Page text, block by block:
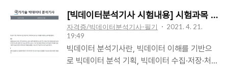
빅데이터 플랫폼, 데이터 분석계획, 분석방법론
유형 등 I. 빅데이터 분석 기획 - 2 데이터 수집
및 저장시스템, 데이터 처리기술, 데이터 속성
및 측정척도, 데이터 변환 및 비식별화 등[2과
목]탐색 II. 빅데이터 탐색 - 1 데이터 정제 및 전
는데 다행ㅠ합격했다ㅠ 몰랐는데 복수정답 인정
해준다는 공지가 올라와 있었다. "출제 및 감수
를 철저히 하였음에도 불구하고" ...2문제나~!^^
둘다 대학 학부시험에서도 충분히 나올법한 문
제인데 국가자격시험에서 감수를 철저히해서 나
[빅데이터분석기사 시험내용] 시험과목 및
자격증/빅데이터분석기사-필기
2021. 4. 21.
19:49
빅데이터 분석기사란, 빅데이터 이해를 기반으
로 빅데이터 분석 기획, 빅데이터 수집·저장·처